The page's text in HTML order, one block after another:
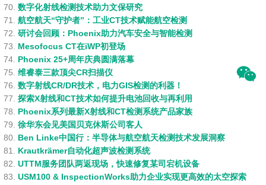
数字化射线检测技术助力文保研究
航空航天“守护者”：工业CT技术赋能航空检测
研讨会回顾：Phoenix助力汽车安全与智能检测
Mesofocus CT在iWP初登场
Phoenix 25+周年庆典圆满落幕
维睿泰三款顶尖CR扫描仪
数字射线CR/DR技术，电力GIS检测的利器！
探索X射线和CT技术如何提升电池回收与再利用
Phoenix系列最新X射线和CT检测系统产品家族
徐华东会见美国贝克休斯公司客人
Ben Linke中国行：半导体与航空航天检测技术发展洞察
Krautkrämer自动化超声波检测系统
UTTM服务团队两返现场，快速修复某司宕机设备
USM100 & InspectionWorks助力企业实现更高效的太空探索